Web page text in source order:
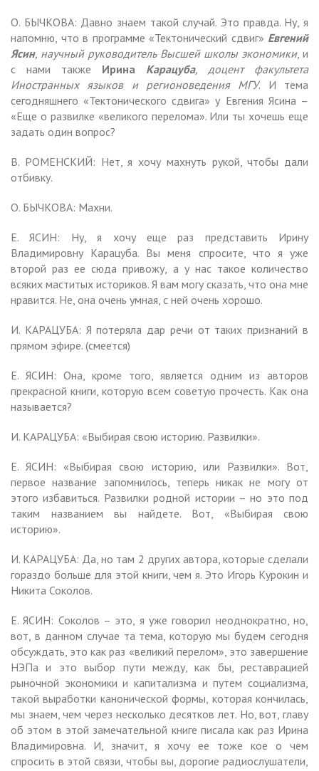
О. БЫЧКОВА: Давно знаем такой случай. Это правда. Ну, я
напомню, что в программе «Тектонический сдвиг» Евгений
Ясин, научный руководитель Высшей школы экономики, и
с нами также Ирина Карацуба, доцент факультета
Иностранных языков и регионоведения МГУ. И тема
сегодняшнего «Тектонического сдвига» у Евгения Ясина –
«Еще о развилке «великого перелома». Или ты хочешь еще
задать один вопрос?
В. РОМЕНСКИЙ: Нет, я хочу махнуть рукой, чтобы дали
отбивку.
О. БЫЧКОВА: Махни.
Е. ЯСИН: Ну, я хочу еще раз представить Ирину
Владимировну Карацуба. Вы меня спросите, что я уже
второй раз ее сюда привожу, а у нас такое количество
всяких маститых историков. Я вам могу сказать, что она мне
нравится. Не, она очень умная, с ней очень хорошо.
И. КАРАЦУБА: Я потеряла дар речи от таких признаний в
прямом эфире. (смеется)
Е. ЯСИН: Она, кроме того, является одним из авторов
прекрасной книги, которую всем советую прочесть. Как она
называется?
И. КАРАЦУБА: «Выбирая свою историю. Развилки».
Е. ЯСИН: «Выбирая свою историю, или Развилки». Вот,
первое название запомнилось, теперь никак не могу от
этого избавиться. Развилки родной истории – но это под
таким названием вы найдете. Вот, «Выбирая свою
историю».
И. КАРАЦУБА: Да, но там 2 других автора, которые сделали
гораздо больше для этой книги, чем я. Это Игорь Курокин и
Никита Соколов.
Е. ЯСИН: Соколов – это, я уже говорил неоднократно, но,
вот, в данном случае та тема, которую мы будем сегодня
обсуждать, это как раз «великий перелом», это завершение
НЭПа и это выбор пути между, как бы, реставрацией
рыночной экономики и капитализма и путем социализма,
такой выработки канонической формы, которая кончилась,
мы знаем, чем через несколько десятков лет. Но, вот, главу
об этом в этой замечательной книге писала как раз Ирина
Владимировна. И, значит, я хочу ее тоже кое о чем
спросить в этой связи, чтобы вы, дорогие радиослушатели,